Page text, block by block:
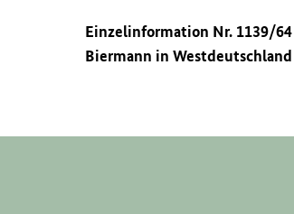
Einzelinformation Nr. 1139/
Biermann in Westdeutschland